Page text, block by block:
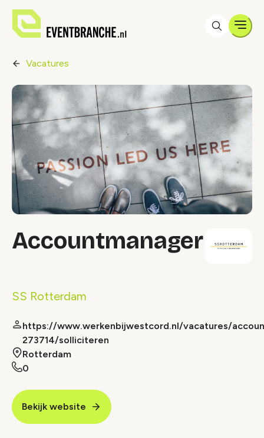
Vacatures
Accountmanager
SS Rotterdam
https://www.werkenbijwestcord.nl/vacatures/
273714/solliciteren
Rotterdam
0
Bekijk website